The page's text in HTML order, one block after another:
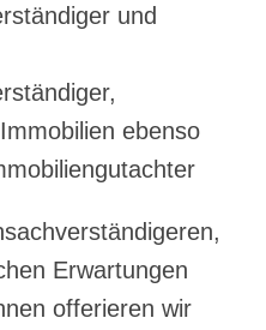
und
ebenso
Erwartungen
offerieren wir